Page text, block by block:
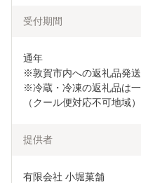
受付期間
通年
※敦賀市内への返礼品発送
※冷蔵・冷凍の返礼品は
（クール便対応不可地域）
提供者
有限会社 小堀菓舗